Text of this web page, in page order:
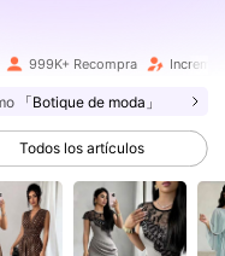
999K+ Recompra
「Botique de moda」
Todos los artículos